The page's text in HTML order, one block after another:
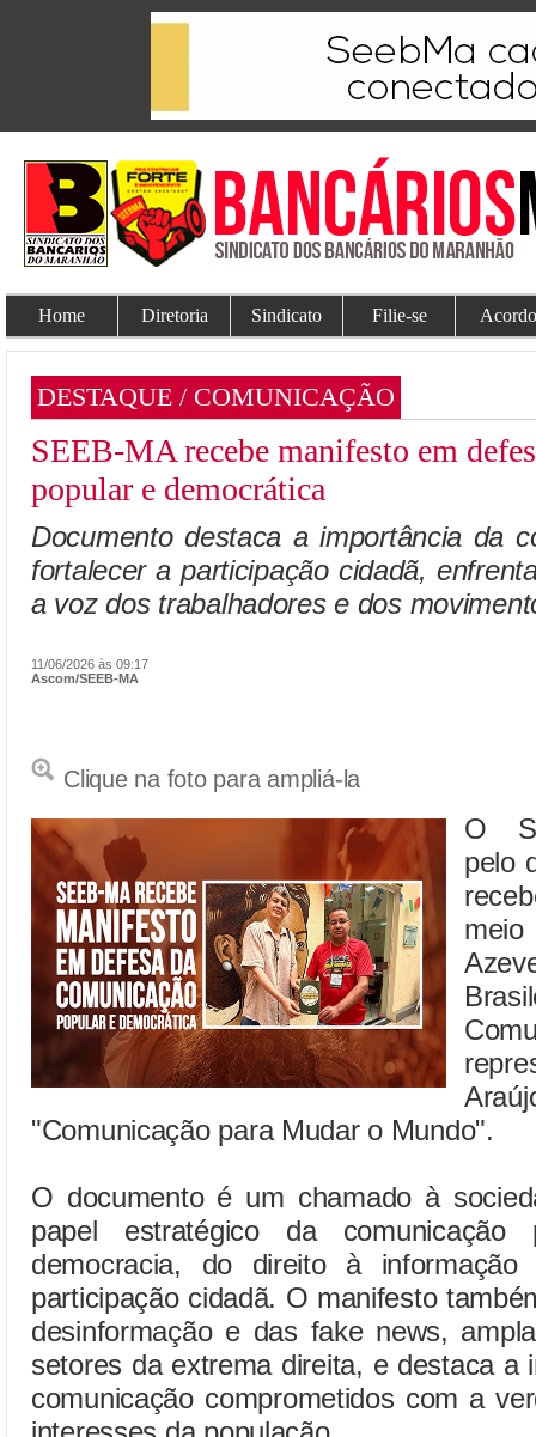
Home Diretoria Sindicato Filie-se
DESTAQUE / COMUNICAÇÃO
SEEB-MA recebe manifesto em
popular e democrática
Documento destaca a importância da
fortalecer a participação cidadã,
a voz dos trabalhadores e dos
11/06/2026 às 09:17
Ascom/SEEB-MA
Clique na foto para ampliá-la
O
pelo
"Comunicação para Mudar o Mundo".
O documento é um chamado à
papel estratégico da
democracia, do direito à
participação cidadã. O manifesto
desinformação e das fake news,
setores da extrema direita, e destaca a
comunicação comprometidos com a